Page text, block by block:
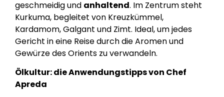
geschmeidig und anhaltend. Im Zentrum steht
Kurkuma, begleitet von Kreuzkümmel,
Kardamom, Galgant und Zimt. Ideal, um jedes
Gericht in eine Reise durch die Aromen und
Gewürze des Orients zu verwandeln.
Ölkultur: die Anwendungstipps von Chef
Apreda